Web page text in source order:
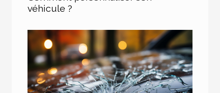
véhicule ?